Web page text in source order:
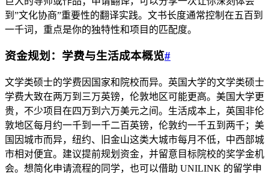
到”文化协商”重要性的翻译实践。文书长度通常控制在五百到
一千词，重点是你的独特性和项目的匹配度。
资金规划：学费与生活成本概览#
文学类硕士的学费因国家和院校而异。英国大学的文学类硕士
学费大致在两万到三万英镑，伦敦地区可能更高。美国大学更
贵，不少项目在四万到六万美元之间。生活成本上，英国非伦
敦地区每月约一千到一千二百英镑，伦敦约一千五到两千；美
国因城市而异，纽约、旧金山这类大城市每月不低，中西部城
市相对便宜。建议提前规划资金，并留意目标院校的奖学金机
会。想简化申请流程的同学，也可以借助 UNILINK 的留学申